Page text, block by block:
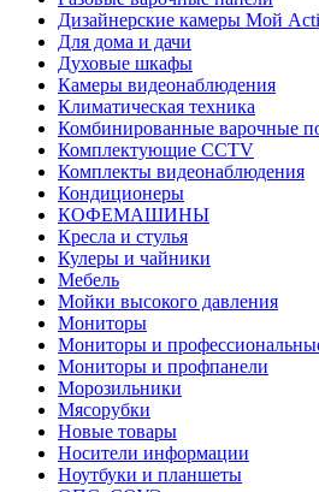
Дизайнерские камеры Мой
Для дома и дачи
Духовые шкафы
Камеры видеонаблюдения
Климатическая техника
Комбинированные варочные
Комплектующие CCTV
Комплекты видеонаблюдения
Кондиционеры
КОФЕМАШИНЫ
Кресла и стулья
Кулеры и чайники
Мебель
Мойки высокого давления
Мониторы
Мониторы и
Мониторы и профпанели
Морозильники
Мясорубки
Новые товары
Носители информации
Ноутбуки и планшеты